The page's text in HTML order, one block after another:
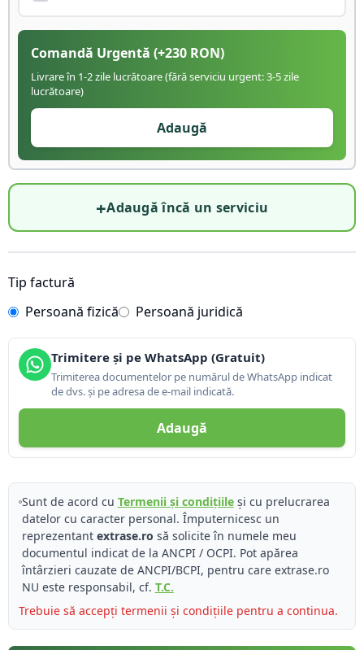
Comandă Urgentă (+230 RON)
Livrare în 1-2 zile lucrătoare (fără serviciu urgent: 3-5 zile
lucrătoare)
Adaugă
+Adaugă încă un serviciu
Tip factură
Persoană fizică
Persoană juridică
Trimitere și pe WhatsApp (Gratuit)
Trimiterea documentelor pe numărul de WhatsApp indicat
de dvs. și pe adresa de e-mail indicată.
Adaugă
Sunt de acord cu Termenii și condițiileși cu prelucrarea
datelor cu caracter personal. Împuternicesc un
reprezentant extrase.ro să solicite în numele meu
documentul indicat de la ANCPI / OCPI. Pot apărea
întârzieri cauzate de ANCPI/BCPI, pentru care extrase.ro
NU este responsabil, cf. T.C.
Trebuie să accepți termenii și condițiile pentru a continua.